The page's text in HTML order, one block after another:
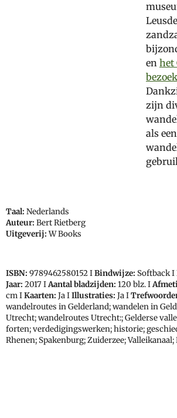
en het
zijn
als
Taal: Nederlands
Auteur: Bert Rietberg
Uitgeverij:W Books
ISBN: 9789462580152 IBindwijze: Softback I
Jaar: 2017 IAantal bladzijden: 120 blz. I
cm IKaarten: Ja IIllustraties: Ja I
wandelroutes in Gelderland; wandelen in
Utrecht; wandelroutes Utrecht:; Gelderse
forten; verdedigingswerken; historie;
Rhenen; Spakenburg; Zuiderzee; Valleikanaal;